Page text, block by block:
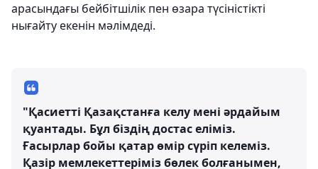
арасындағы бейбітшілік пен өзара түсіністікті
нығайту екенін мәлімдеді.
"Қасиетті Қазақстанға келу мені әрдайым
қуантады. Бұл біздің достас еліміз.
Ғасырлар бойы қатар өмір сүріп келеміз.
Қазір мемлекеттеріміз бөлек болғанымен,